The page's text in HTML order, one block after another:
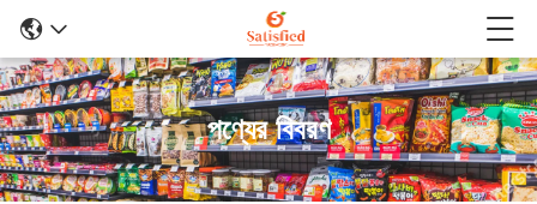
পণ্যের বিবরণ